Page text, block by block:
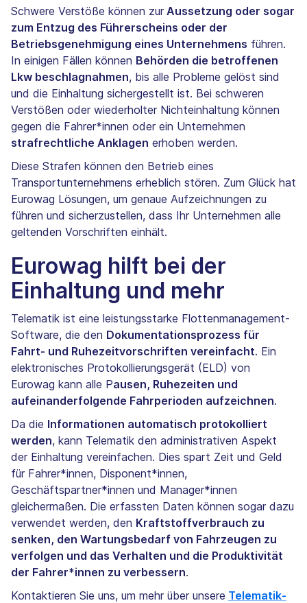
Schwere Verstöße können zurAussetzung oder sogar
zum Entzug des Führerscheins oder der
Betriebsgenehmigung eines Unternehmens führen.
In einigen Fällen können Behörden die betroffenen
Lkw beschlagnahmen, bis alle Probleme gelöst sind
und die Einhaltung sichergestellt ist. Bei schweren
Verstößen oder wiederholter Nichteinhaltung können
gegen die Fahrer*innen oder ein Unternehmen
strafrechtliche Anklagen erhoben werden.
Diese Strafen können den Betrieb eines
Transportunternehmens erheblich stören. Zum Glück hat
Eurowag Lösungen, um genaue Aufzeichnungen zu
führen und sicherzustellen, dass Ihr Unternehmen alle
geltenden Vorschriften einhält.
Eurowag hilft bei der
Einhaltung und mehr
Telematik ist eine leistungsstarke Flottenmanagement-
Software, die den Dokumentationsprozess für
Fahrt- und Ruhezeitvorschriften vereinfacht. Ein
elektronisches Protokollierungsgerät (ELD) von
Eurowag kann alle Pausen, Ruhezeiten und
aufeinanderfolgende Fahrperioden aufzeichnen.
Da die Informationen automatisch protokolliert
werden, kann Telematik den administrativen Aspekt
der Einhaltung vereinfachen. Dies spart Zeit und Geld
für Fahrer*innen, Disponent*innen,
Geschäftspartner*innen und Manager*innen
gleichermaßen. Die erfassten Daten können sogar dazu
verwendet werden, den Kraftstoffverbrauch zu
senken, den Wartungsbedarf von Fahrzeugen zu
verfolgen und das Verhalten und die Produktivität
der Fahrer*innen zu verbessern.
Kontaktieren Sie uns, um mehr über unsere Telematik-